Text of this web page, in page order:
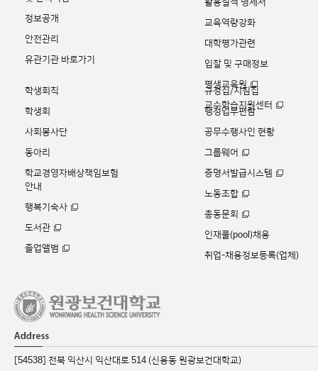
정보공개
안전관리
유관기관 바로가기
활용실적 명세서
교육역량강화
대학평가관련
입찰 및 구매정보
평생교육원
교수학습지원센터
학생회칙
학생회
사회봉사단
동아리
학교경영자배상책임보험
안내
행복기숙사
도서관
졸업앨범
규정집/지침집
행정업무편람
공무수행사인 현황
그룹웨어
증명서발급시스템
노동조합
총동문회
인재풀(pool)채용
취업-채용정보등록(업체)
[54538] 전북 익산시 익산대로 514 (신용동 원광보건대학교)